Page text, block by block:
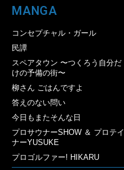
MANGA
コンセプチャル・ガール
民譚
スペアタウン 〜つくろう自分だ
けの予備の街〜
柳さん ごはんですよ
答えのない問い
今日もまたそんな日
プロサウナーSHOW ＆ プロテイ
ナーYUSUKE
プロゴルファー! HIKARU